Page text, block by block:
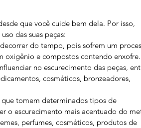
que você cuide bem dela. Por isso,
das suas peças:
do tempo, pois sofrem um
oxigênio e compostos contendo enxofre.
no escurecimento das peças,
cosméticos, bronzeadores,
tomem determinados tipos de
o escurecimento mais acentuado do
perfumes, cosméticos, produtos de